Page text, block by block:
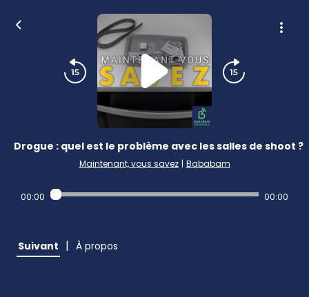
Drogue : quel est le problème avec les salles de shoot ?
Maintenant, vous savez | Bababam
00:00 00:00
Suivant | À propos